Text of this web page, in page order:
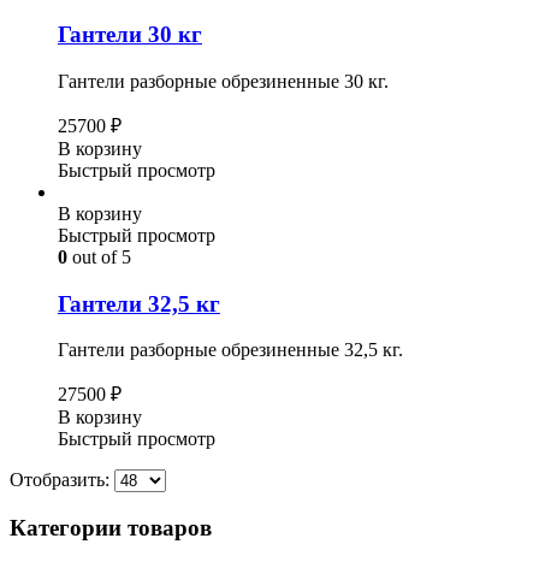
Гантели 30 кг
Гантели разборные обрезиненные 30 кг.
25700 ₽
В корзину
Быстрый просмотр
В корзину
Быстрый просмотр
0 out of 5
Гантели 32,5 кг
Гантели разборные обрезиненные 32,5 кг.
27500 ₽
В корзину
Быстрый просмотр
Отобразить:
Категории товаров